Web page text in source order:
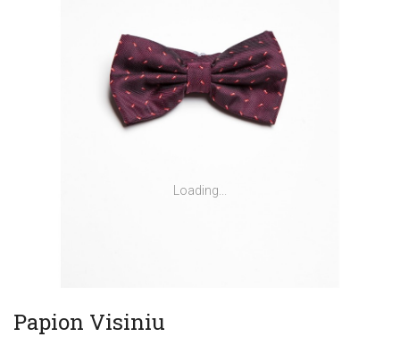
Loading...
Papion Visiniu